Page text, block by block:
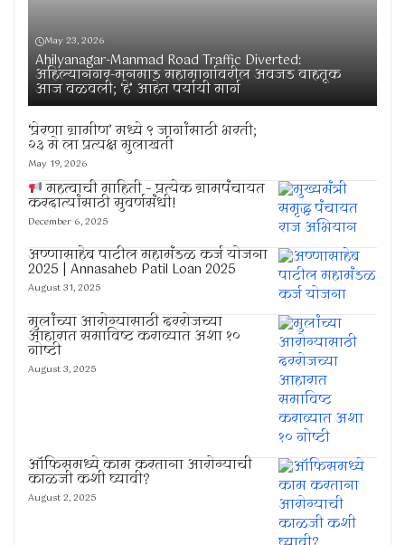
May 23, 2026
Ahilyanagar-Manmad Road Traffic Diverted:
अहिल्यानगर-मनमाड महामार्गावरील अवजड वाहतूक
आज वळवली; ‘हे’ आहेत पर्यायी मार्ग
‘प्रेरणा ग्रामीण’ मध्ये ९ जागांसाठी भरती;
२३ मे ला प्रत्यक्ष मुलाखती
May 19, 2026
महत्वाची माहिती – प्रत्येक ग्रामपंचायत
करदात्यांसाठी सुवर्णसंधी!
December 6, 2025
अण्णासाहेब पाटील महामंडळ कर्ज योजना
2025 | Annasaheb Patil Loan 2025
August 31, 2025
मुलांच्या आरोग्यासाठी दररोजच्या
आहारात समाविष्ट कराव्यात अशा १०
गोष्टी
August 3, 2025
ऑफिसमध्ये काम करताना आरोग्याची
काळजी कशी घ्यावी?
August 2, 2025